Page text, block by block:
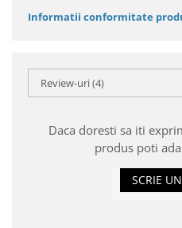
Informatii conformitate
Review-uri(4)
Daca doresti sa iti
produs poti
SCRIE